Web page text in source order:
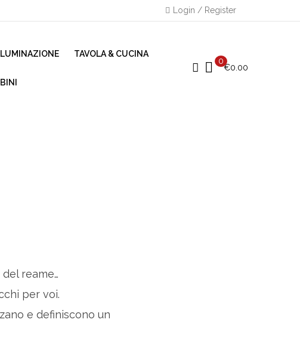
Login / Register
TAVOLA & CUCINA
0
€0.00
reame…
per voi.
e definiscono un